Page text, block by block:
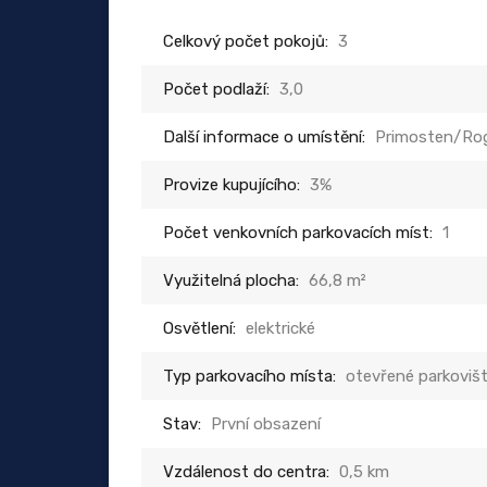
Celkový počet pokojů: 3
Počet podlaží: 3,0
Další informace o umístění: Primosten/
Provize kupujícího: 3%
Počet venkovních parkovacích míst: 1
Využitelná plocha: 66,8 m²
Osvětlení: elektrické
Typ parkovacího místa: otevřené
Stav: První obsazení
Vzdálenost do centra: 0,5 km